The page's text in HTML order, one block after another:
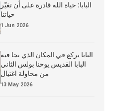
البابا: حياة الله قادرة على أن تغيّر
حياتنا
1 Jun 2026
البابا يركع في المكان الذي نجا فيه
البابا القديس يوحنا بولس الثاني
من محاولة اغتيال
13 May 2026